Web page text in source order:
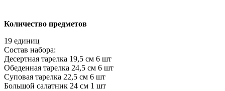
Количество предметов
19 единиц
Состав набора:
Десертная тарелка 19,5 см 6 шт
Обеденная тарелка 24,5 см 6 шт
Суповая тарелка 22,5 см 6 шт
Большой салатник 24 см 1 шт